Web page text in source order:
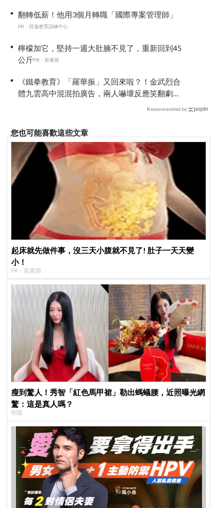
翻轉低薪！他用3個月轉職「國際專案管理師」
PR・恆逸教育訓練中心
檸檬加它，堅持一週大肚腩不見了，重新回到45
公斤PR・新素簡
《鐵拳教育》「羅華振」又回來啦？！金武烈合
體九雲高中混混拍廣告，兩人嚇壞反應笑翻劇
Recommended by
您也可能喜歡這些文章
起床就先做件事，沒三天小腹就不見了! 肚子一天天變
小！
PR・新素簡
瘦到驚人！秀智「紅色馬甲裙」勒出螞蟻腰，近照曝光網
驚：這是真人嗎？
明星